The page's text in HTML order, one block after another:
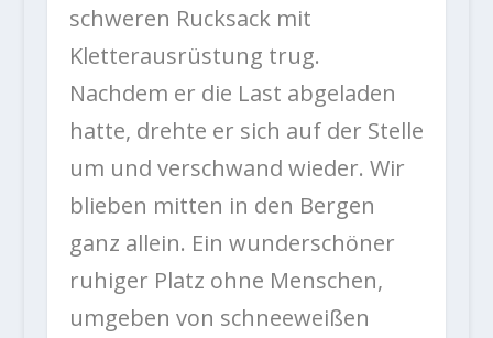
schweren Rucksack mit
Kletterausrüstung trug.
Nachdem er die Last abgeladen
hatte, drehte er sich auf der Stelle
um und verschwand wieder. Wir
blieben mitten in den Bergen
ganz allein. Ein wunderschöner
ruhiger Platz ohne Menschen,
umgeben von schneeweißen